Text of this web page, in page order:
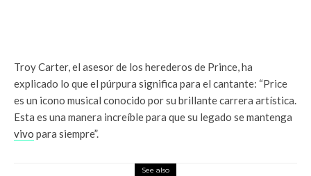
Troy Carter, el asesor de los herederos de Prince, ha
explicado lo que el púrpura significa para el cantante: “Price
es un icono musical conocido por su brillante carrera artística.
Esta es una manera increíble para que su legado se mantenga
vivo para siempre”.
See also